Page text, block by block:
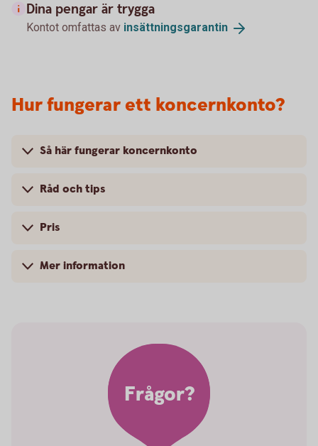
Dina pengar är trygga
Kontot omfattas av insättningsgarantin
Hur fungerar ett koncernkonto?
Så här fungerar koncernkonto
Råd och tips
Pris
Mer information
Frågor?